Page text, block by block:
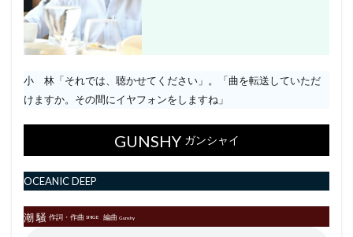
小 林「それでは、聴かせてください」。「曲を転送していただ
けますか。その間にイヤフォンをしますね」
GUNSHY ガンシャイ
OCEANIC DEEP
潮 騒 作詞・作曲 SHIGE 編曲 Gunshy